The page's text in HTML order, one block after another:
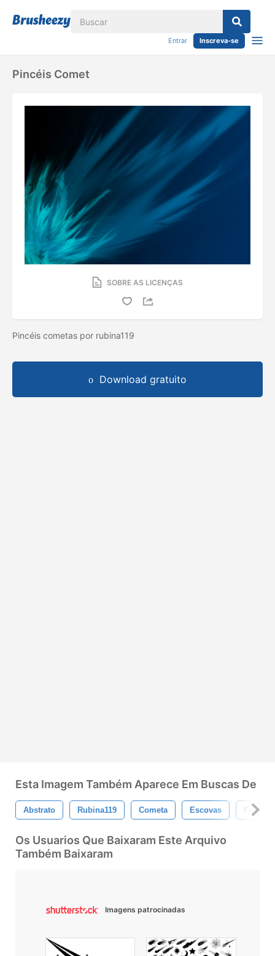
Entrar Inscreva-se
Pincéis Comet
SOBRE AS LICENÇAS
Pincéis cometas por rubina119
Download gratuito
Esta Imagem Também Aparece Em Buscas De
Abstrato Rubina119 Cometa Escovas Fractal
Os Usuarios Que Baixaram Este Arquivo
Também Baixaram
Imagens patrocinadas